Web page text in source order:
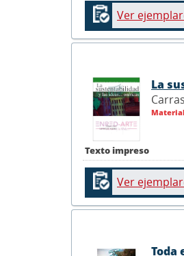
Ver
Texto impreso
La
Ver
Toda